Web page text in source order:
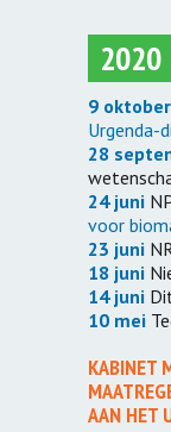
2020
9 oktober
Urgenda-
28
24 juni
voor
23 juni
18 juni
14 juni
10 mei
KABINET
AAN HET